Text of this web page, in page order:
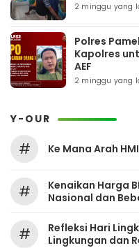
2 minggu yang
Polres
Kapolres
AEF
2 minggu yang
Y-OUR
# Ke Mana Arah
#
Kenaikan Harga
Nasional dan
#
Refleksi Hari
Lingkungan dan